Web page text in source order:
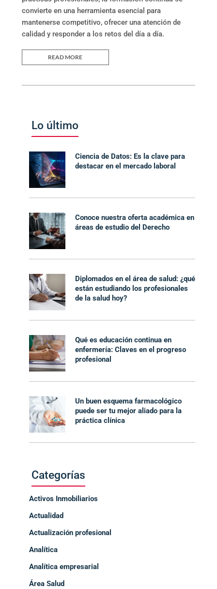
convierte en una herramienta esencial para
mantenerse competitivo, ofrecer una atención de
calidad y responder a los retos del día a día.
READ MORE
Lo último
Ciencia de Datos: Es la clave para
destacar en el mercado laboral
Conoce nuestra oferta académica en
áreas de estudio del Derecho
Diplomados en el área de salud: ¿qué
están estudiando los profesionales
de la salud hoy?
Qué es educación continua en
enfermería: Claves en el progreso
profesional
Un buen esquema farmacológico
puede ser tu mejor aliado para la
práctica clínica
Categorías
Activos Inmobiliarios
Actualidad
Actualización profesional
Analítica
Analítica empresarial
Área Salud